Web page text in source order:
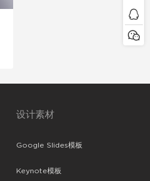
设计素材
Google Slides模板
Keynote模板